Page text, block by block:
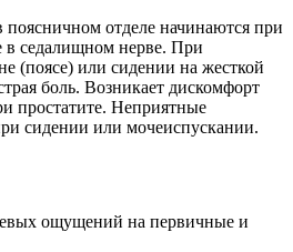
отделе начинаются при
в седалищном нерве. При
(поясе) или сидении на жесткой
боль. Возникает дискомфорт
простатите. Неприятные
сидении или мочеиспускании.
ощущений на первичные и